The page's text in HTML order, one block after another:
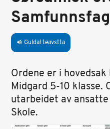
Samfunnsfag
volume_up Guldal teavstta
Ordene er i
Midgard 5-10 klasse.
utarbeidet av
Skole.